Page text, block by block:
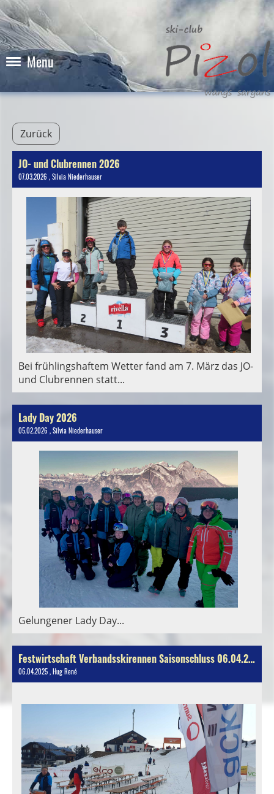
Menu
Zurück
JO- und Clubrennen 2026
07.03.2026 , Silvia Niederhauser
Bei frühlingshaftem Wetter fand am 7. März das JO-
und Clubrennen statt...
Lady Day 2026
05.02.2026 , Silvia Niederhauser
Gelungener Lady Day...
Festwirtschaft Verbandsskirennen Saisonschluss 06.04.2025
06.04.2025, Hug René